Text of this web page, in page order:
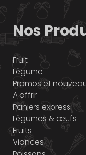
Nos
Fruit
Légume
Promos et
A offrir
Paniers express
Légumes & œufs
Fruits
Viandes